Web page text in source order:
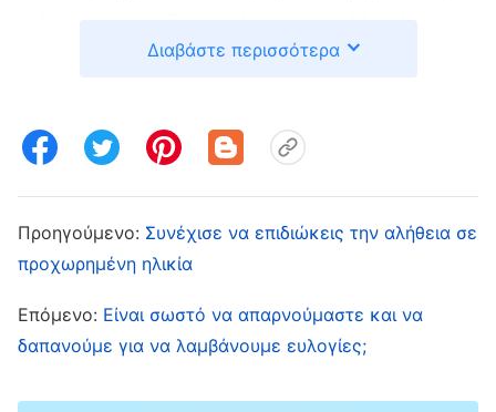
Εκτός από βεντούζες[α], γκουά σα [β]
την αυχενική σπονδύλωση. Εκείνο το διάστημα,
ήμουν πλήρως αφοσιωμένη στο πώς να
θεραπεύσω την ασθένειά μου, και δεν ένιωθα
πλέον κανένα φορτίο για το καθήκον μου.
Αμελούσα να ολοκληρώσω διάφορες εργασίες,
και όταν ο φόρτος εργασίας ήταν μεγάλος και
απαιτούσε υπερωρία ως αργά τη νύχτα,
Διαβάστε περισσότερα
Προηγούμενο: Συνέχισε να επιδιώκεις την αλήθεια σε
προχωρημένη ηλικία
Επόμενο: Είναι σωστό να απαρνούμαστε και να
δαπανούμε για να λαμβάνουμε ευλογίες;